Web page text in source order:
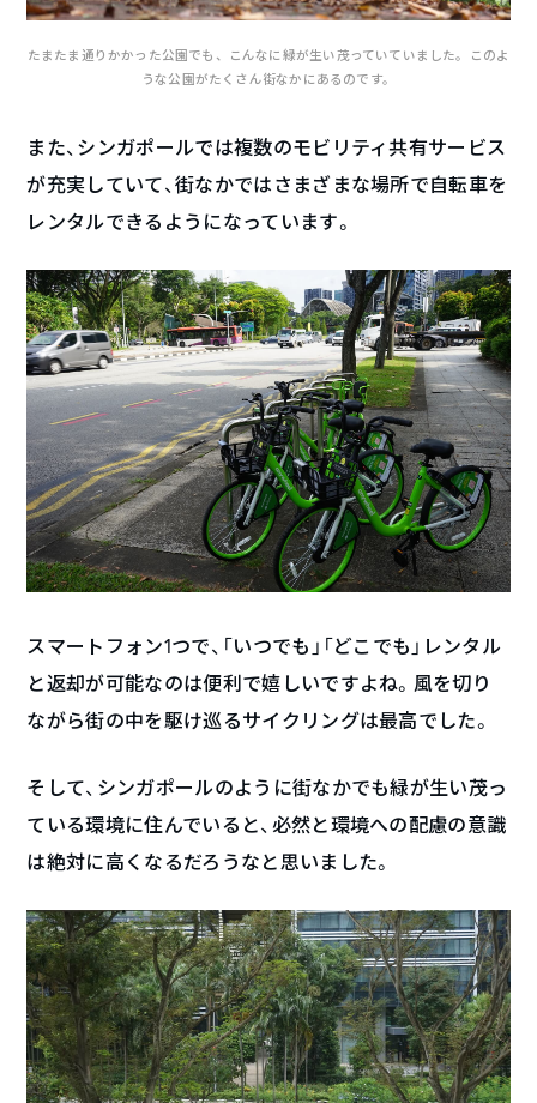
たまたま通りかかった公園でも、こんなに緑が生い茂っていていました。このよ
うな公園がたくさん街なかにあるのです。
また、シンガポールでは複数のモビリティ共有サービス
が充実していて、街なかではさまざまな場所で自転車を
レンタルできるようになっています。
スマートフォン1つで、「いつでも」「どこでも」レンタル
と返却が可能なのは便利で嬉しいですよね。風を切り
ながら街の中を駆け巡るサイクリングは最高でした。
そして、シンガポールのように街なかでも緑が生い茂っ
ている環境に住んでいると、必然と環境への配慮の意識
は絶対に高くなるだろうなと思いました。